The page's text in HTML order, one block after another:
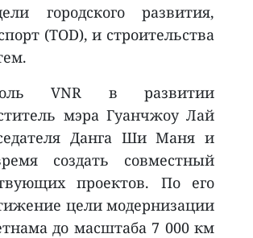
городского развития,
(TOD), и строительства
VNR в развитии
мэра Гуанчжоу Лай
Данга Ши Маня и
создать совместный
проектов. По его
цели модернизации
до масштаба 7 000 км